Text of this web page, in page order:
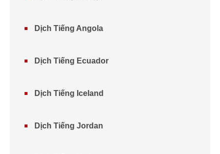
Dịch Tiếng Angola
Dịch Tiếng Ecuador
Dịch Tiếng Iceland
Dịch Tiếng Jordan